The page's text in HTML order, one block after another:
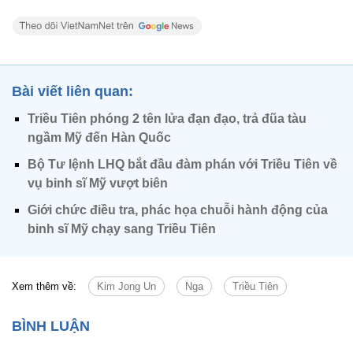
Bài viết liên quan:
Triều Tiên phóng 2 tên lửa đạn đạo, trả đũa tàu
ngầm Mỹ đến Hàn Quốc
Bộ Tư lệnh LHQ bắt đầu đàm phán với Triều Tiên về
vụ binh sĩ Mỹ vượt biên
Giới chức điều tra, phác họa chuỗi hành động của
binh sĩ Mỹ chạy sang Triều Tiên
Xem thêm về: Kim Jong Un Nga Triều Tiên